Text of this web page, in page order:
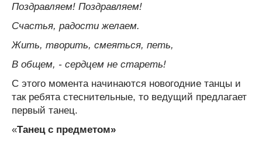
Поздравляем! Поздравляем!
Счастья, радости желаем.
Жить, творить, смеяться, петь,
В общем, - сердцем не стареть!
С этого момента начинаются новогодние танцы и
так ребята стеснительные, то ведущий предлагает
первый танец.
«Танец с предметом»